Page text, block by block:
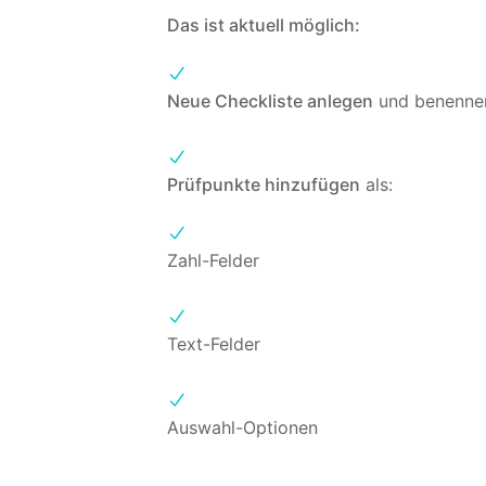
Das ist aktuell möglich:
Neue Checkliste anlegen und
Prüfpunkte hinzufügen als:
Zahl-Felder
Text-Felder
Auswahl-Optionen